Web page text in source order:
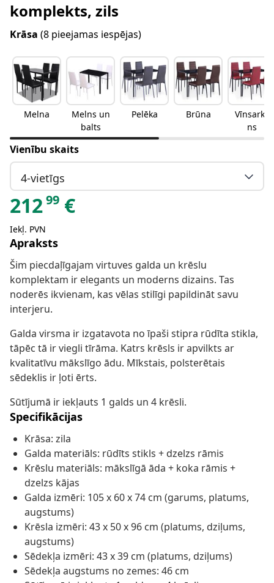
komplekts, zils
Krāsa (8 pieejamas iespējas)
Melna
Melns un
balts
Pelēka Brūna
Vīnsarka
ns
Vienību skaits
4-vietīgs
21299 €
Iekļ. PVN
Apraksts
Šim piecdaļīgajam virtuves galda un krēslu
komplektam ir elegants un moderns dizains. Tas
noderēs ikvienam, kas vēlas stilīgi papildināt savu
interjeru.
Galda virsma ir izgatavota no īpaši stipra rūdīta stikla,
tāpēc tā ir viegli tīrāma. Katrs krēsls ir apvilkts ar
kvalitatīvu mākslīgo ādu. Mīkstais, polsterētais
sēdeklis ir ļoti ērts.
Sūtījumā ir iekļauts 1 galds un 4 krēsli.
Specifikācijas
Krāsa: zila
Galda materiāls: rūdīts stikls + dzelzs rāmis
Krēslu materiāls: mākslīgā āda + koka rāmis +
dzelzs kājas
Galda izmēri: 105 x 60 x 74 cm (garums, platums,
augstums)
Krēsla izmēri: 43 x 50 x 96 cm (platums, dziļums,
augstums)
Sēdekļa izmēri: 43 x 39 cm (platums, dziļums)
Sēdekļa augstums no zemes: 46 cm